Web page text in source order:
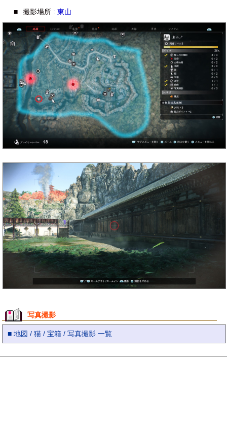
■ 撮影場所 : 東山
写真撮影
■ 地図 / 猫 / 宝箱 / 写真撮影 一覧